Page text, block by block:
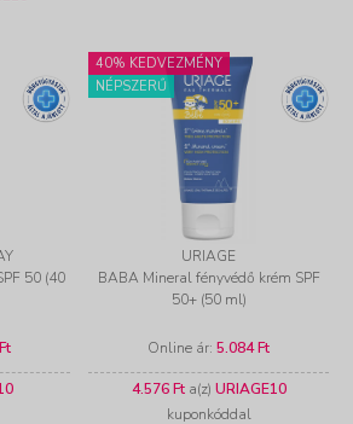
50 (40
40% KEDVEZMÉNY
NÉPSZERŰ
URIAGE
BABA Mineral fényvédő krém SPF
50+ (50 ml)
Online ár: 5.084 Ft
4.576 Fta(z) URIAGE10
kuponkóddal